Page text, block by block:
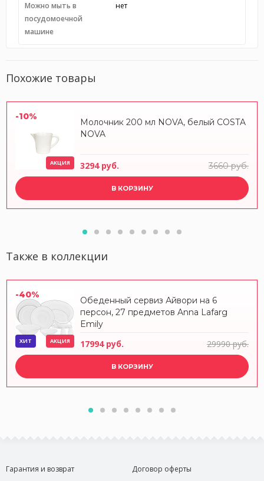
Можно мыть в
посудомоечной
машине
нет
Похожие товары
-10%
АКЦИЯ
Молочник 200 мл NOVA, белый COSTA
NOVA
3294 руб. 3660 руб.
В КОРЗИНУ
Также в коллекции
-40%
ХИТ АКЦИЯ
Обеденный сервиз Айвори на 6
персон, 27 предметов Anna Lafarg
Emily
17994 руб. 29990 руб.
В КОРЗИНУ
Гарантия и возврат
Договор оферты